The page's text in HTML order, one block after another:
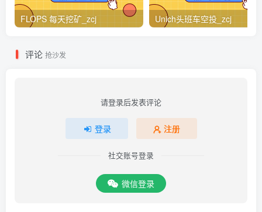
FLOPS 每天挖矿_zcj Unich头班车空投_zcj
评论 抢沙发
请登录后发表评论
登录 注册
社交账号登录
微信登录